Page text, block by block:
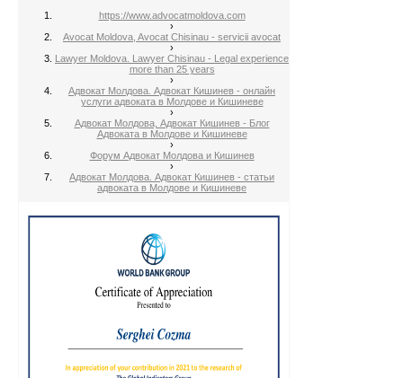
https://www.advocatmoldova.com
›
Avocat Moldova, Avocat Chisinau - servicii avocat
›
Lawyer Moldova. Lawyer Chisinau - Legal experience
more than 25 years
›
Адвокат Молдова. Адвокат Кишинев - онлайн
услуги адвоката в Молдове и Кишиневе
›
Адвокат Молдова, Адвокат Кишинев - Блог
Адвоката в Молдове и Кишиневе
›
Форум Адвокат Молдова и Кишинев
›
Адвокат Молдова. Адвокат Кишинев - статьи
адвоката в Молдове и Кишиневе